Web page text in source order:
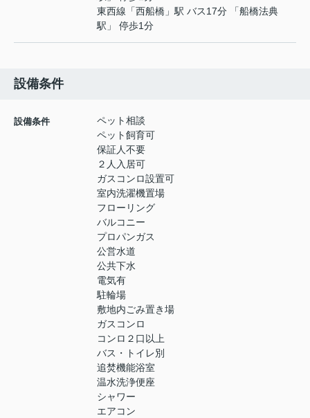
東西線 「西船橋 」駅 バス17分 「船橋法典
駅」 停歩1分
設備条件
設備条件
ペット相談
ペット飼育可
保証人不要
２人入居可
ガスコンロ設置可
室内洗濯機置場
フローリング
バルコニー
プロパンガス
公営水道
公共下水
電気有
駐輪場
敷地内ごみ置き場
ガスコンロ
コンロ２口以上
バス・トイレ別
追焚機能浴室
温水洗浄便座
シャワー
エアコン